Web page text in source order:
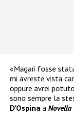
«Magari fosse
mi avreste vista
oppure avrei
sono sempre la
D’Ospina a